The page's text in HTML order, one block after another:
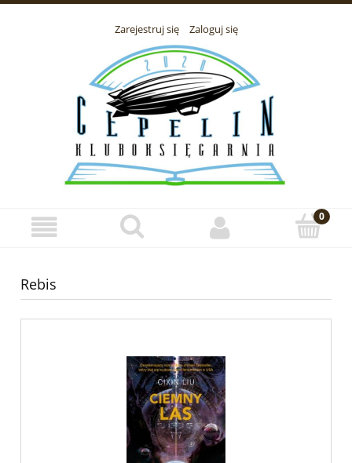
Zarejestruj się Zaloguj się
Rebis